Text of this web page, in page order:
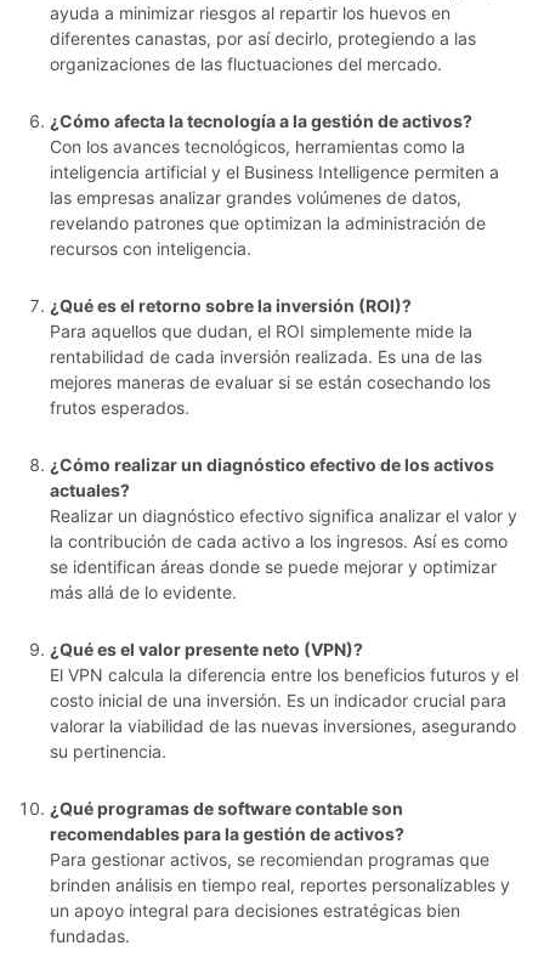
ayuda a minimizar riesgos al repartir los huevos en
diferentes canastas, por así decirlo, protegiendo a las
organizaciones de las fluctuaciones del mercado.
¿Cómo afecta la tecnología a la gestión de activos?
Con los avances tecnológicos, herramientas como la
inteligencia artificial y el Business Intelligence permiten a
las empresas analizar grandes volúmenes de datos,
revelando patrones que optimizan la administración de
recursos con inteligencia.
¿Qué es el retorno sobre la inversión (ROI)?
Para aquellos que dudan, el ROI simplemente mide la
rentabilidad de cada inversión realizada. Es una de las
mejores maneras de evaluar si se están cosechando los
frutos esperados.
¿Cómo realizar un diagnóstico efectivo de los activos
actuales?
Realizar un diagnóstico efectivo significa analizar el valor y
la contribución de cada activo a los ingresos. Así es como
se identifican áreas donde se puede mejorar y optimizar
más allá de lo evidente.
¿Qué es el valor presente neto (VPN)?
El VPN calcula la diferencia entre los beneficios futuros y el
costo inicial de una inversión. Es un indicador crucial para
valorar la viabilidad de las nuevas inversiones, asegurando
su pertinencia.
¿Qué programas de software contable son
recomendables para la gestión de activos?
Para gestionar activos, se recomiendan programas que
brinden análisis en tiempo real, reportes personalizables y
un apoyo integral para decisiones estratégicas bien
fundadas.